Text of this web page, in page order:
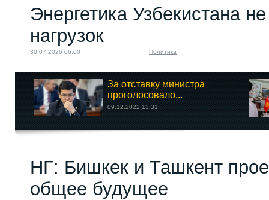
Энергетика Узбекистана
нагрузок
30.07.2026 06:00 Политика
За отставку министра
проголосовало...
09.12.2022 13:31
НГ: Бишкек и Ташкент
общее будущее